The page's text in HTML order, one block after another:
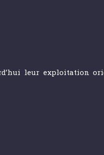
leur exploitation